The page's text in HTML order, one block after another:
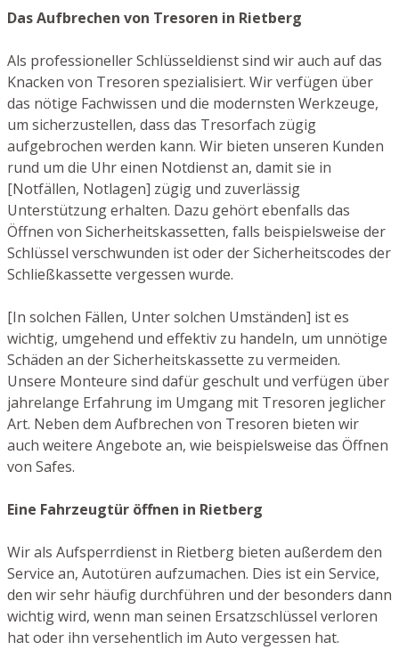
Das Aufbrechen von Tresoren in Rietberg
Als professioneller Schlüsseldienst sind wir auch auf das
Knacken von Tresoren spezialisiert. Wir verfügen über
das nötige Fachwissen und die modernsten Werkzeuge,
um sicherzustellen, dass das Tresorfach zügig
aufgebrochen werden kann. Wir bieten unseren Kunden
rund um die Uhr einen Notdienst an, damit sie in
[Notfällen, Notlagen] zügig und zuverlässig
Unterstützung erhalten. Dazu gehört ebenfalls das
Öffnen von Sicherheitskassetten, falls beispielsweise der
Schlüssel verschwunden ist oder der Sicherheitscodes der
Schließkassette vergessen wurde.
[In solchen Fällen, Unter solchen Umständen] ist es
wichtig, umgehend und effektiv zu handeln, um unnötige
Schäden an der Sicherheitskassette zu vermeiden.
Unsere Monteure sind dafür geschult und verfügen über
jahrelange Erfahrung im Umgang mit Tresoren jeglicher
Art. Neben dem Aufbrechen von Tresoren bieten wir
auch weitere Angebote an, wie beispielsweise das Öffnen
von Safes.
Eine Fahrzeugtür öffnen in Rietberg
Wir als Aufsperrdienst in Rietberg bieten außerdem den
Service an, Autotüren aufzumachen. Dies ist ein Service,
den wir sehr häufig durchführen und der besonders dann
wichtig wird, wenn man seinen Ersatzschlüssel verloren
hat oder ihn versehentlich im Auto vergessen hat.